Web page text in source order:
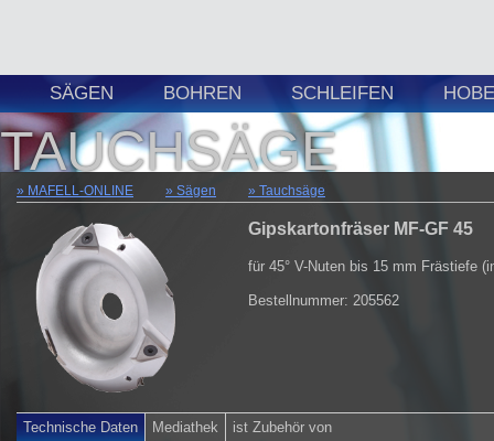
SÄGEN BOHREN SCHLEIFEN
TAUCHSÄGE
MAFELL-ONLINE Sägen Tauchsäge
Gipskartonfräser MF-GF 45
für 45° V-Nuten bis 15 mm Frästiefe
Bestellnummer: 205562
Technische Daten Mediathek ist Zubehör von